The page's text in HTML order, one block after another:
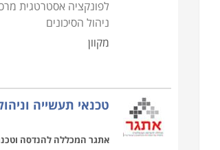
לפונקציה אסטרטגית
ניהול הסיכונים
מקוון
טכנאי תעשייה
אתגר המכללה להנדסה